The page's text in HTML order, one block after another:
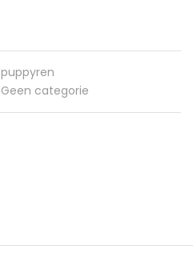
puppyren
Geen categorie